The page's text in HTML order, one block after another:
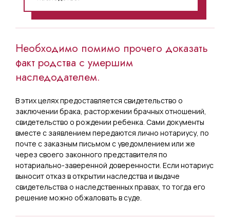
Необходимо помимо прочего доказать
факт родства с умершим
наследодателем.
В этих целях предоставляется свидетельство о
заключении брака, расторжении брачных отношений,
свидетельство о рождении ребенка. Сами документы
вместе с заявлением передаются лично нотариусу, по
почте с заказным письмом с уведомлением или же
через своего законного представителя по
нотариально-заверенной доверенности. Если нотариус
выносит отказ в открытии наследства и выдаче
свидетельства о наследственных правах, то тогда его
решение можно обжаловать в суде.